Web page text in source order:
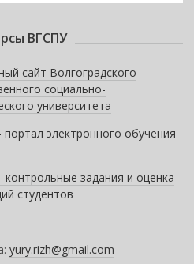
ВГСПУ
сайт Волгоградского
социально-
университета
электронного обучения
задания и оценка
студентов
yury.rizh@gmail.com